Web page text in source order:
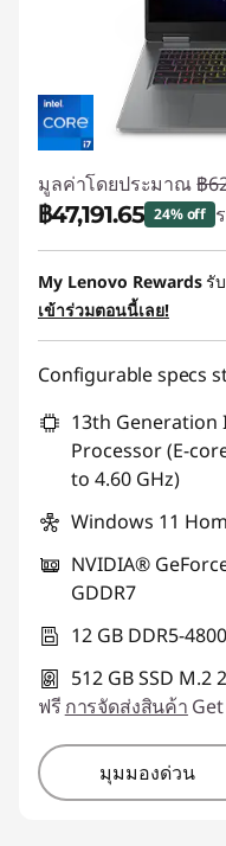
มูลค่าโดยประมาณ ฿
฿47,191.65 24% off
ประหยัดทันที :-฿
ใช้ eCoupon :
My Lenovo Rewardsรับ
เข้าร่วมตอนนี้เลย!
Configurable specs
13th Generation
Processor (E-
to 4.60 GHz)
Windows 11
NVIDIA®
GDDR7
12 GB DDR5-
512 GB SSD M.2
ฟรี การจัดส่งสินค้า
มุมมองด่วน